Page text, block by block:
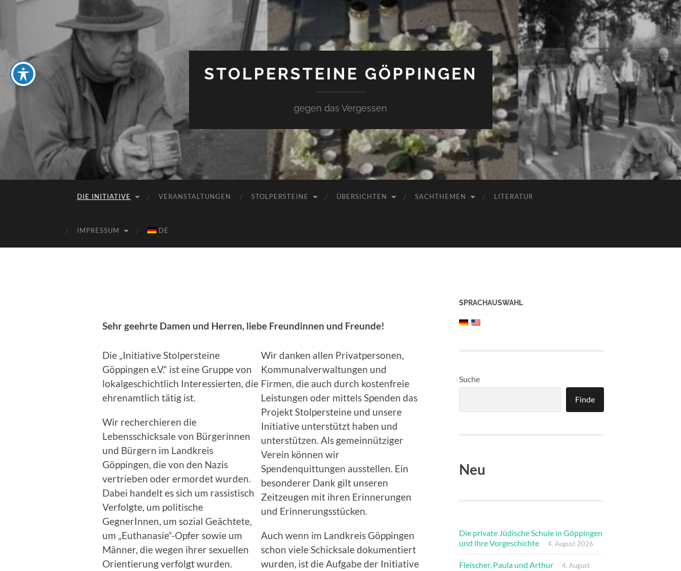
STOLPERSTEINE GÖPPINGEN
gegen das Vergessen
DIE INITIATIVE VERANSTALTUNGEN STOLPERSTEINE ÜBERSICHTEN SACHTHEMEN LITERATUR
IMPRESSUM DE
Sehr geehrte Damen und Herren, liebe Freundinnen und Freunde!
Die „Initiative Stolpersteine
Göppingen e.V.“ ist eine Gruppe von
lokalgeschichtlich Interessierten, die
ehrenamtlich tätig ist.
Wir recherchieren die
Lebensschicksale von Bürgerinnen
und Bürgern im Landkreis
Göppingen, die von den Nazis
vertrieben oder ermordet wurden.
Dabei handelt es sich um rassistisch
Verfolgte, um politische
GegnerInnen, um sozial Geächtete,
um „Euthanasie“-Opfer sowie um
Männer, die wegen ihrer sexuellen
Orientierung verfolgt wurden.
Wir danken allen Privatpersonen,
Kommunalverwaltungen und
Firmen, die auch durch kostenfreie
Leistungen oder mittels Spenden das
Projekt Stolpersteine und unsere
Initiative unterstützt haben und
unterstützen. Als gemeinnütziger
Verein können wir
Spendenquittungen ausstellen. Ein
besonderer Dank gilt unseren
Zeitzeugen mit ihren Erinnerungen
und Erinnerungsstücken.
Auch wenn im Landkreis Göppingen
schon viele Schicksale dokumentiert
wurden, ist die Aufgabe der Initiative
SPRACHAUSWAHL
Suche
Finde
Neu
Die private Jüdische Schule in Göppingen
und ihre Vorgeschichte
4. August 2026
Fleischer, Paula und Arthur
4. August